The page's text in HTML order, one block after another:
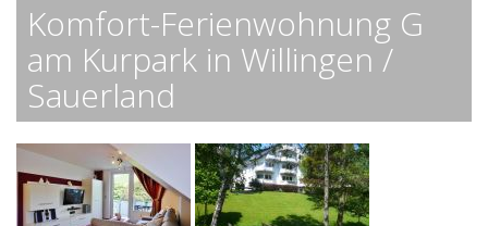
Komfort-Ferienwohnung G
am Kurpark in Willingen /
Sauerland